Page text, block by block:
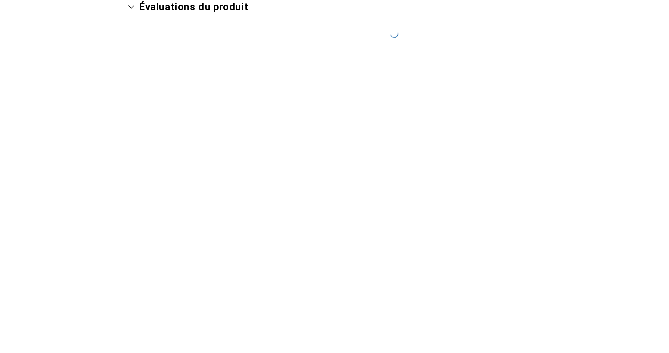
Évaluations du produit